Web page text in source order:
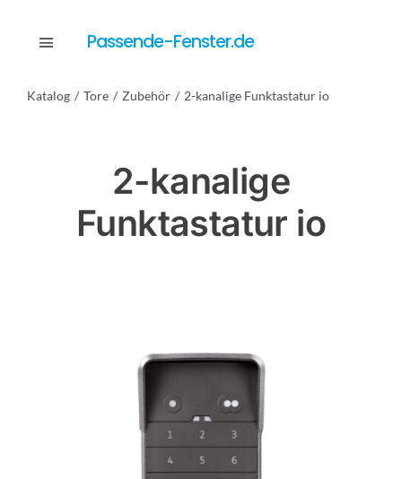
Toggle
Dienstleistungen
Anfrage
Passende-Fenster.de
Katalog Tore Zubehör 2-kanalige Funktastatur io
2-kanalige
Funktastatur io